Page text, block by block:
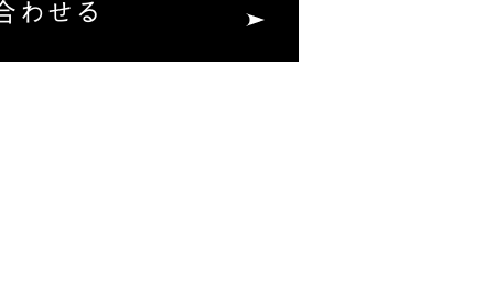
わせる